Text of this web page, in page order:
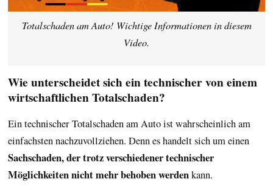
Totalschaden am Auto! Wichtige Informationen in diesem
Video.
Wie unterscheidet sich ein technischer von einem
wirtschaftlichen Totalschaden?
Ein technischer Totalschaden am Auto ist wahrscheinlich am
einfachsten nachzuvollziehen. Denn es handelt sich um einen
Sachschaden, der trotz verschiedener technischer
Möglichkeiten nicht mehr behoben werdenkann.